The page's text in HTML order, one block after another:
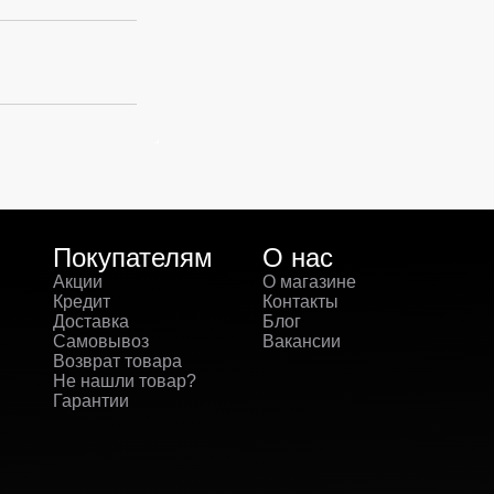
Покупателям
Акции
Кредит
Доставка
Самовывоз
Возврат товара
Не нашли товар?
Гарантии
О нас
О магазине
Контакты
Блог
Вакансии